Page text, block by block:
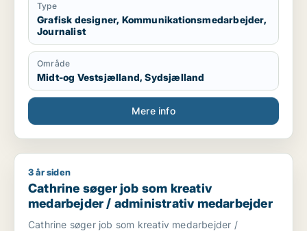
Type
Grafisk designer, Kommunikationsmedarbejder,
Journalist
Område
Midt-og Vestsjælland, Sydsjælland
Mere info
Cathrine søger job som kreativ medarbejder / administrativ
3 år siden
Cathrine søger job som kreativ
medarbejder / administrativ medarbejder
Cathrine søger job som kreativ medarbejder /